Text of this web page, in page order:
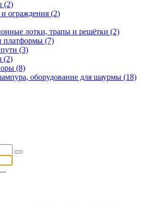
(2)
ограждения (2)
лотки, трапы и решётки (2)
платформы (7)
(3)
(2)
(8)
оборудование для шаурмы (18)